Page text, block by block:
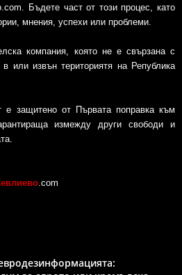
Бъдете част от този процес, като
мнения, успехи или проблеми.
компания, която не е свързана с
или извън териториятя на Република
е защитено от Първата поправка към
измежду други свободи и
.com